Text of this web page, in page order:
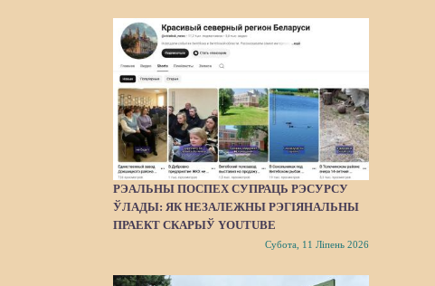
РЭАЛЬНЫ ПОСПЕХ СУПРАЦЬ РЭСУРСУ
ЎЛАДЫ: ЯК НЕЗАЛЕЖНЫ РЭГІЯНАЛЬНЫ
ПРАЕКТ СКАРЫЎ YOUTUBE
Субота, 11 Ліпень 2026